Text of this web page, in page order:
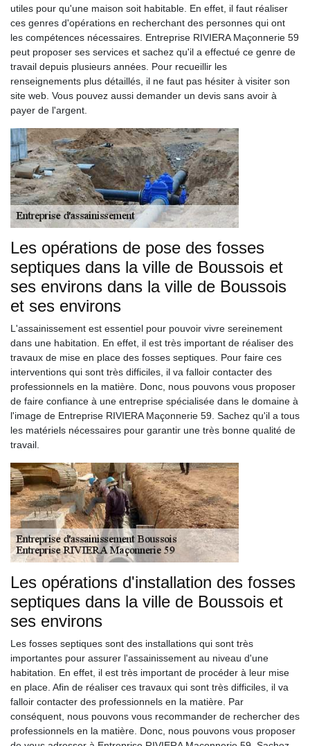
utiles pour qu'une maison soit habitable. En effet, il faut réaliser
ces genres d'opérations en recherchant des personnes qui ont
les compétences nécessaires. Entreprise RIVIERA Maçonnerie 59
peut proposer ses services et sachez qu'il a effectué ce genre de
travail depuis plusieurs années. Pour recueillir les
renseignements plus détaillés, il ne faut pas hésiter à visiter son
site web. Vous pouvez aussi demander un devis sans avoir à
payer de l'argent.
Les opérations de pose des fosses
septiques dans la ville de Boussois et
ses environs dans la ville de Boussois
et ses environs
L'assainissement est essentiel pour pouvoir vivre sereinement
dans une habitation. En effet, il est très important de réaliser des
travaux de mise en place des fosses septiques. Pour faire ces
interventions qui sont très difficiles, il va falloir contacter des
professionnels en la matière. Donc, nous pouvons vous proposer
de faire confiance à une entreprise spécialisée dans le domaine à
l'image de Entreprise RIVIERA Maçonnerie 59. Sachez qu'il a tous
les matériels nécessaires pour garantir une très bonne qualité de
travail.
Les opérations d'installation des fosses
septiques dans la ville de Boussois et
ses environs
Les fosses septiques sont des installations qui sont très
importantes pour assurer l'assainissement au niveau d'une
habitation. En effet, il est très important de procéder à leur mise
en place. Afin de réaliser ces travaux qui sont très difficiles, il va
falloir contacter des professionnels en la matière. Par
conséquent, nous pouvons vous recommander de rechercher des
professionnels en la matière. Donc, nous pouvons vous proposer